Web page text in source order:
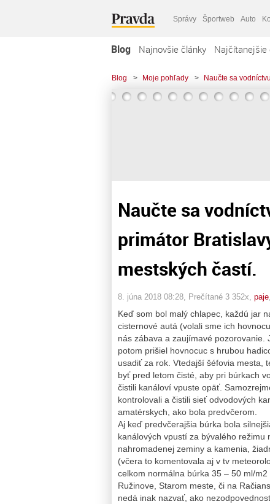
Správy Športweb Auto
Blog Najnovšie články Najčítanejšie
Blog > Moje pohľady > Naučte sa
Naučte sa
primátor
mestských častí.
8. júna 2018 08:28 , Prečítané 3 352x, paje
Keď som bol malý chlapec, každú jar
cisternové autá (volali sme ich
nás zábava a zaujímavé
potom prišiel hovnocuc s hrubou
usadiť za rok. Vtedajší šéfovia mesta,
byť pred letom čisté, aby pri búrkach
čistili kanáloví vpuste opäť.
kontrolovali a čistili sieť odvodových
amatérskych, ako bola predvčerom.
Aj keď predvčerajšia búrka bola
kanálových vpustí za bývalého
nahromadenej zeminy a kamenia,
(včera to komentovala aj v tv
celkom normálna búrka 35 – 50 ml/
Ružinove, Starom meste, či na
nedá inak nazvať, ako